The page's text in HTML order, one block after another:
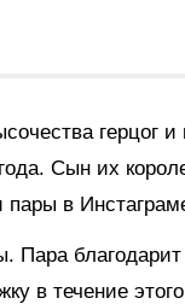
герцог и
Сын их
в
Пара
в течение